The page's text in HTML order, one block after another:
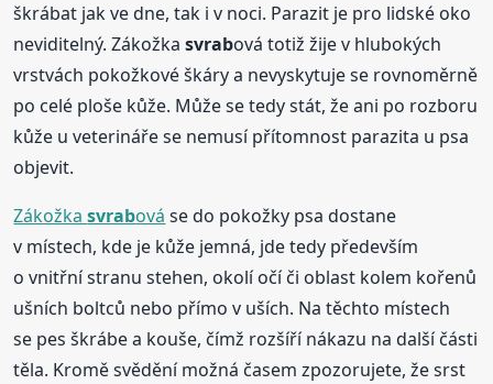
škrábat jak ve dne, tak i v noci. Parazit je pro lidské oko
neviditelný. Zákožkasvrabová totiž žije v hlubokých
vrstvách pokožkové škáry a nevyskytuje se rovnoměrně
po celé ploše kůže. Může se tedy stát, že ani po rozboru
kůže u veterináře se nemusí přítomnost parazita u psa
objevit.
Zákožkasvrabová se do pokožky psa dostane
v místech, kde je kůže jemná, jde tedy především
o vnitřní stranu stehen, okolí očí či oblast kolem kořenů
ušních boltců nebo přímo v uších. Na těchto místech
se pes škrábe a kouše, čímž rozšíří nákazu na další části
těla. Kromě svědění možná časem zpozorujete, že srst